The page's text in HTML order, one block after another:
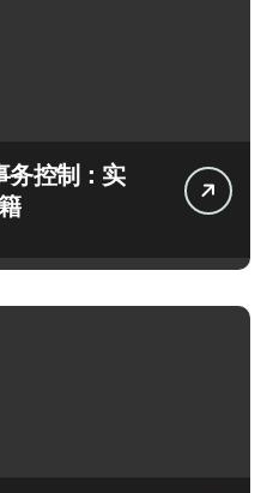
务控制：实